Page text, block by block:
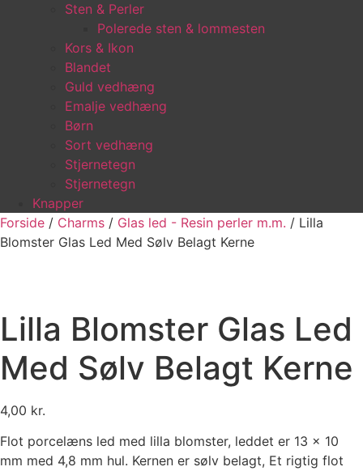
Sten & Perler
Polerede sten & lommesten
Kors & Ikon
Blandet
Guld vedhæng
Emalje vedhæng
Børn
Sort vedhæng
Stjernetegn
Stjernetegn
Knapper
Forside / Charms / Glas led - Resin perler m.m. / Lilla
Blomster Glas Led Med Sølv Belagt Kerne
Lilla Blomster Glas Led
Med Sølv Belagt Kerne
4,00 kr.
Flot porcelæns led med lilla blomster, leddet er 13 x 10
mm med 4,8 mm hul. Kernen er sølv belagt, Et rigtig flot